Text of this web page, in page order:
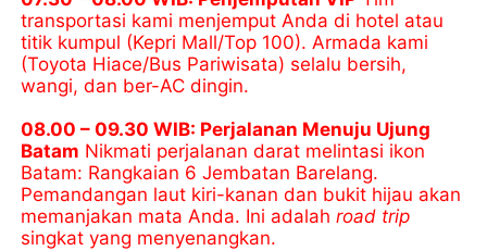
transportasi kami menjemput Anda di hotel atau
titik kumpul (Kepri Mall/Top 100). Armada kami
(Toyota Hiace/Bus Pariwisata) selalu bersih,
wangi, dan ber-AC dingin.
08.00 – 09.30 WIB: Perjalanan Menuju Ujung
Batam Nikmati perjalanan darat melintasi ikon
Batam: Rangkaian 6 Jembatan Barelang.
Pemandangan laut kiri-kanan dan bukit hijau akan
memanjakan mata Anda. Ini adalahroad trip
singkat yang menyenangkan.